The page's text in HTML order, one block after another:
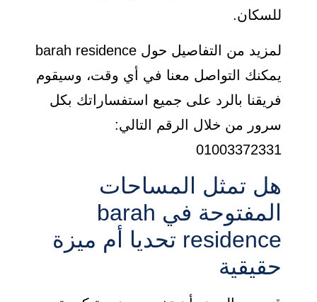
للسكان.
لمزيد من التفاصيل حول barah residence
يمكنك التواصل معنا في أي وقت، وسيقوم
فريقنا بالرد على جميع استفساراتك بكل
سرور من خلال الرقم التالي:
01003372331
هل تمثل المساحات
المفتوحة في barah
residence تحديا أم ميزة
حقيقية